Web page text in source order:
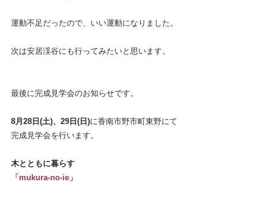
運動不足だったので、いい運動になりました。
次は安居渓谷にも行ってみたいと思います。
最後に完成見学会のお知らせです。
8月28日(土)、29日(日)に香南市野市町東野にて
完成見学会を行います。
木とともに暮らす
「mukura-no-ie」